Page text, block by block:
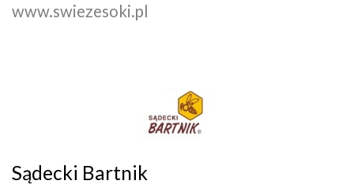
www.swiezesoki.pl
Sądecki Bartnik